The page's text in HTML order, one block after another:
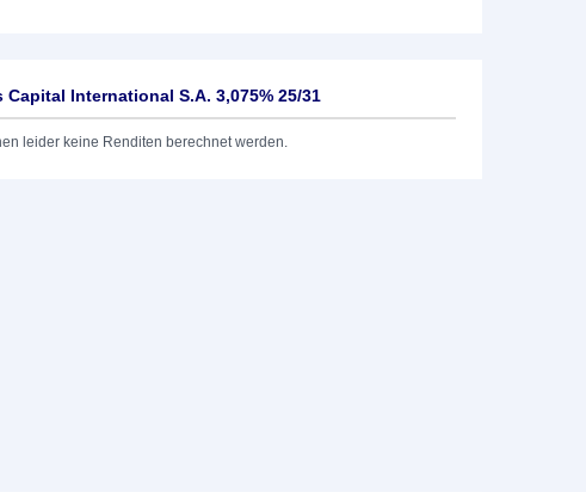
International S.A. 3,075% 25/31
leider keine Renditen berechnet werden.